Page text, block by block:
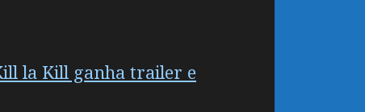
la Kill ganha trailer e